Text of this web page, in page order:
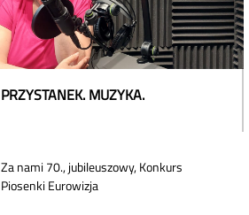
PRZYSTANEK. MUZYKA.
Za nami 70., jubileuszowy, Konkurs
Piosenki Eurowizja